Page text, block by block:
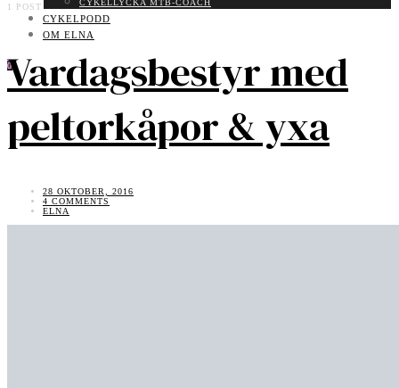
CYKELLYCKA MTB-COACH
CYKELPODD
OM ELNA
0
1 POST
Vardagsbestyr med
peltorkåpor & yxa
28 OKTOBER, 2016
4 COMMENTS
ELNA